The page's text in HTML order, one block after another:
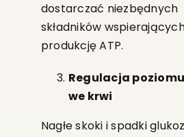
dostarczać niezbędnych
składników
produkcję ATP.
Regulacja
we krwi
Nagłe skoki i spadki